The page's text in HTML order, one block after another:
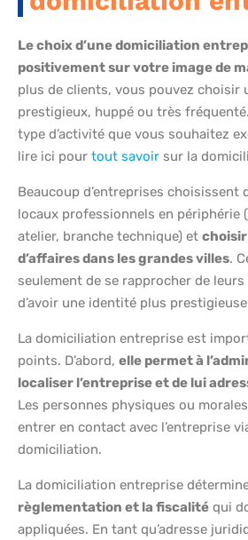
Le choix d’une domiciliation
positivement sur votre image de
plus de clients, vous pouvez choisir
prestigieux, huppé ou très
type d’activité que vous souhaitez
lire ici pour tout savoir sur la
Beaucoup d’entreprises choisissent
locaux professionnels en périphérie
atelier, branche technique) et
d’affaires dans les grandes villes.
seulement de se rapprocher de
d’avoir une identité plus
La domiciliation entreprise est
points. D’abord, elle permet à
localiser l’entreprise et de lui
Les personnes physiques ou
entrer en contact avec l’entreprise
domiciliation.
La domiciliation entreprise
règlementation et la fiscalité qui
appliquées. En tant qu’adresse